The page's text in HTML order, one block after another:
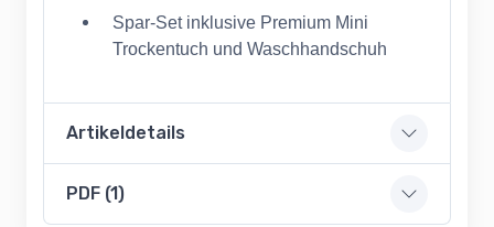
Spar-Set inklusive Premium Mini
Trockentuch und Waschhandschuh
Artikeldetails
PDF (1)